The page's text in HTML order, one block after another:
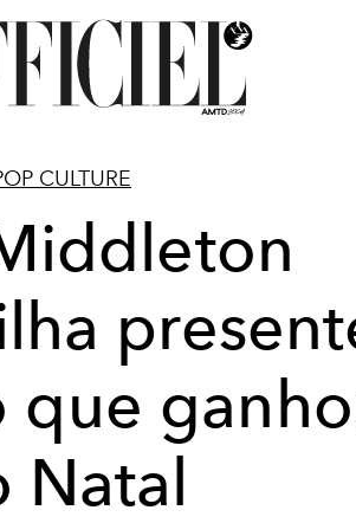
CULTURE
que
Natal